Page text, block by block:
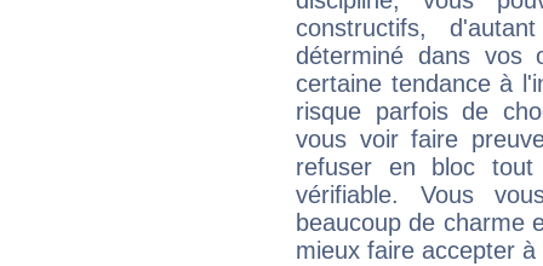
constructifs,
déterminé dans vos
certaine tendance à
risque parfois de
vous voir faire
refuser en bloc
vérifiable. Vous
beaucoup de charme
mieux faire accepter